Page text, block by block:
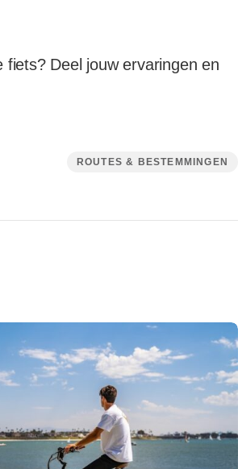
Deel jouw ervaringen en
ROUTES & BESTEMMINGEN